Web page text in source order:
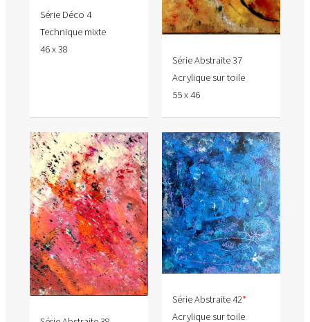
Série Déco 4
Technique mixte
46 x 38
Série Abstraite 37
Acrylique sur toile
55 x 46
Série Abstraite 42*
Acrylique sur toile